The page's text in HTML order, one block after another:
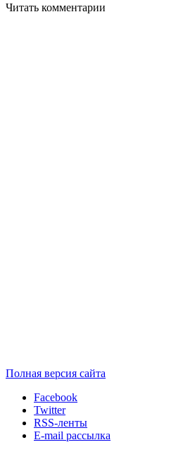
Читать комментарии
Полная версия сайта
Facebook
Twitter
RSS-ленты
E-mail рассылка